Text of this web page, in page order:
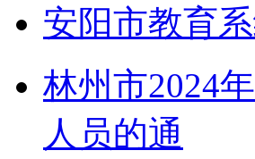
安阳市教育
林州市2024
人员的通